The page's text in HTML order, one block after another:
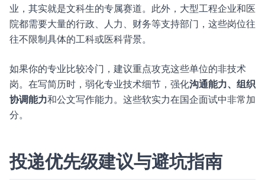
业，其实就是文科生的专属赛道。此外，大型工程企业和医
院都需要大量的行政、人力、财务等支持部门，这些岗位往
往不限制具体的工科或医科背景。
如果你的专业比较冷门，建议重点攻克这些单位的非技术
岗。在写简历时，弱化专业技术细节，强化沟通能力、组织
协调能力和公文写作能力。这些软实力在国企面试中非常加
分。
投递优先级建议与避坑指南